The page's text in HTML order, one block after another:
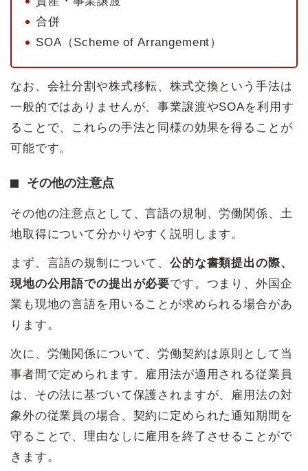
合併
SOA（Scheme of Arrangement）
なお、会社分割や株式移転、株式交換という手法は
一般的ではありませんが、事業譲渡やSOAを利用す
ることで、これらの手法と同様の効果を得ることが
可能です。
その他の注意点
その他の注意点として、言語の規制、労働関係、土
地取得について分かりやすく説明します。
まず、言語の規制について、公的な書類提出の際、
現地の公用語での提出が必要です。つまり、外国企
業も現地の言語を用いることが求められる場合があ
ります。
次に、労働関係について、労働契約は原則として当
事者間で定められます。雇用法が適用される従業員
は、その法に基づいて保護されますが、雇用法の対
象外の従業員の場合、契約に定められた通知期間を
守ることで、理由なしに雇用を終了させることがで
きます。